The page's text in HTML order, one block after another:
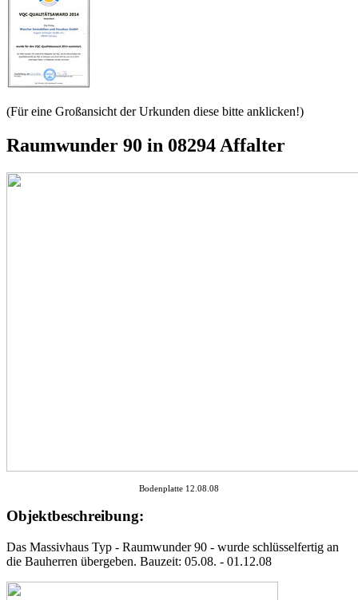
(Für eine Großansicht der Urkunden diese bitte anklicken!)
Raumwunder 90 in 08294 Affalter
Bodenplatte 12.08.08
Objektbeschreibung:
Das Massivhaus Typ - Raumwunder 90 - wurde schlüsselfertig an
die Bauherren übergeben. Bauzeit: 05.08. - 01.12.08